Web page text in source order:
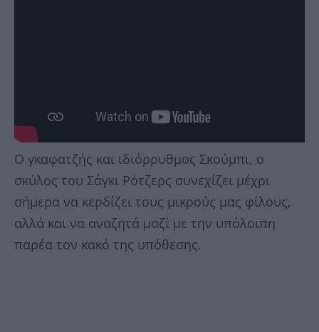
Ο γκαφατζής και ιδιόρρυθμος Σκούμπι, o
σκύλος του Σάγκι Ρότζερς συνεχίζει μέχρι
σήμερα να κερδίζει τους μικρούς μας φίλους,
αλλά και να αναζητά μαζί με την υπόλοιπη
παρέα τον κακό της υπόθεσης.